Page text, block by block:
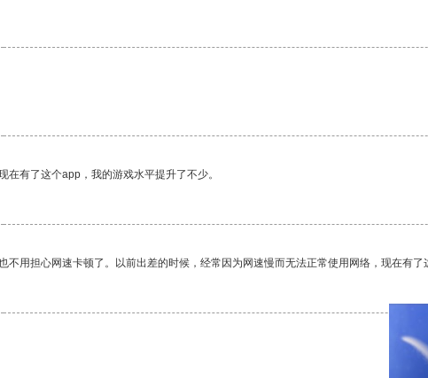
有了这个app，我的游戏水平提升了不少。
用担心网速卡顿了。以前出差的时候，经常因为网速慢而无法正常使用网络，现在有了